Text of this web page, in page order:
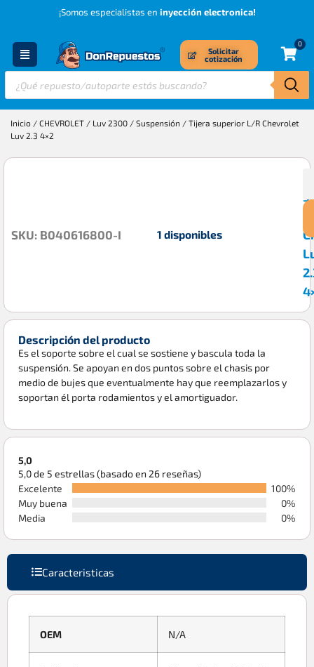
¡Somos especialistas en inyección electronica!
Solicitar
cotización
0
Inicio / CHEVROLET / Luv 2300 / Suspensión / Tijera superior L/R Chevrolet
Luv 2.3 4×2
SKU: B040616800-I 1 disponibles
Descripción del producto
Es el soporte sobre el cual se sostiene y bascula toda la
suspensión. Se apoyan en dos puntos sobre el chasis por
medio de bujes que eventualmente hay que reemplazarlos y
soportan él porta rodamientos y el amortiguador.
5,0
5,0 de 5 estrellas (basado en 26 reseñas)
Excelente
100%
Muy buena
0%
Media
0%
Caracteristicas
OEM N/A